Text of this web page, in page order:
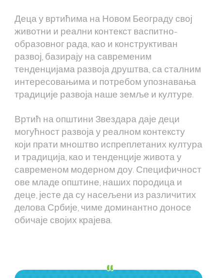
Деца у вртићима на Новом Београду свој
животни и реални контекст васпитно-
образовног рада, као и конструктиван
развој, базирају на савременим
тенденцијама развоја друштва, са сталним
интересовањима и потребом упознавања
традиције развоја наше земље и културе.
Вртић на општини Звездара даје деци
могућност развоја у реалном контексту
који прати мноштво испреплетаних култура
и традиција, као и тенденције живота у
савременом модерном доу. Специфичност
ове младе општине, наших породица и
деце, јесте да су насељени из различитих
делова Србије, чиме доминантно доносе
обичаје својих крајева.